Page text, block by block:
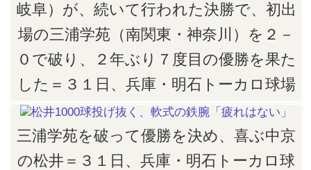
岐阜）が、続いて行われた決勝で、初出
場の三浦学苑（南関東・神奈川）を２－
０で破り、２年ぶり７度目の優勝を果た
した＝３１日、兵庫・明石トーカロ球場
三浦学苑を破って優勝を決め、喜ぶ中京
の松井＝３１日、兵庫・明石トーカロ球